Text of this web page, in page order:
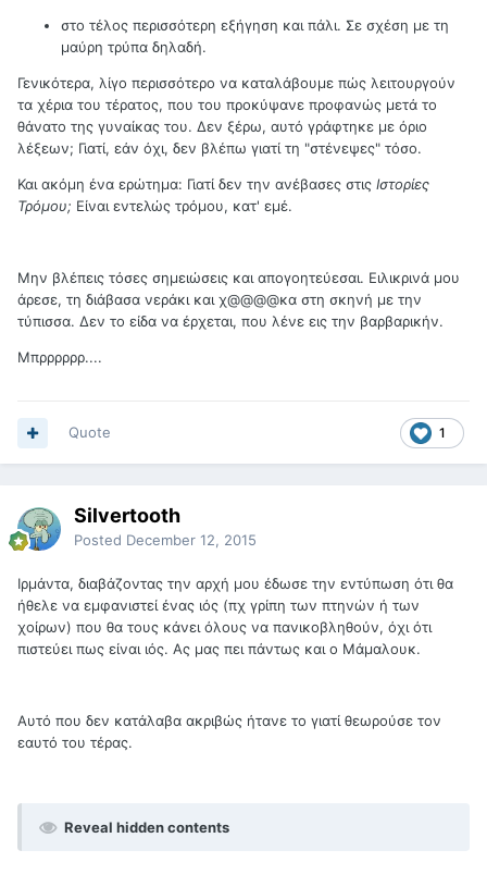
στο τέλος περισσότερη εξήγηση και πάλι. Σε σχέση με τη
μαύρη τρύπα δηλαδή.
Γενικότερα, λίγο περισσότερο να καταλάβουμε πώς λειτουργούν
τα χέρια του τέρατος, που του προκύψανε προφανώς μετά το
θάνατο της γυναίκας του. Δεν ξέρω, αυτό γράφτηκε με όριο
λέξεων; Γιατί, εάν όχι, δεν βλέπω γιατί τη "στένεψες" τόσο.
Και ακόμη ένα ερώτημα: Γιατί δεν την ανέβασες στις Ιστορίες
Τρόμου; Είναι εντελώς τρόμου, κατ' εμέ.
Μην βλέπεις τόσες σημειώσεις και απογοητεύεσαι. Ειλικρινά μου
άρεσε, τη διάβασα νεράκι και χ@@@@κα στη σκηνή με την
τύπισσα. Δεν το είδα να έρχεται, που λένε εις την βαρβαρικήν.
Μπρρρρρρ....
1
Quote
Silvertooth
Posted December 12, 2015
Ιρμάντα, διαβάζοντας την αρχή μου έδωσε την εντύπωση ότι θα
ήθελε να εμφανιστεί ένας ιός (πχ γρίπη των πτηνών ή των
χοίρων) που θα τους κάνει όλους να πανικοβληθούν, όχι ότι
πιστεύει πως είναι ιός. Ας μας πει πάντως και ο Μάμαλουκ.
Αυτό που δεν κατάλαβα ακριβώς ήτανε το γιατί θεωρούσε τον
εαυτό του τέρας.
Reveal hidden contents